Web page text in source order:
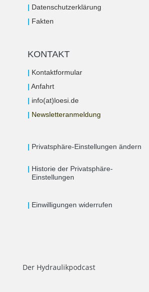
| Datenschutzerklärung
| Fakten
KONTAKT
| Kontaktformular
| Anfahrt
| info(at)loesi.de
| Newsletteranmeldung
| Privatsphäre-Einstellungen ändern
| Historie der Privatsphäre-
Einstellungen
| Einwilligungen widerrufen
Der Hydraulikpodcast